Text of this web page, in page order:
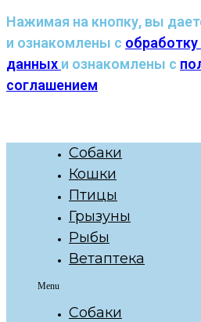
Нажимая на кнопку, вы
и ознакомлены с
данных и ознакомлены с
соглашением
Собаки
Кошки
Птицы
Грызуны
Рыбы
Ветаптека
Menu
Собаки